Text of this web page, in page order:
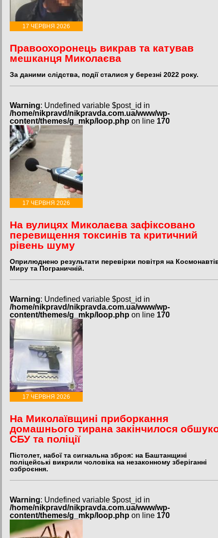
17 ЧЕРВНЯ 2026
Правоохоронець викрав та катував
мешканця Миколаєва
За даними слідства, події сталися у березні 2022 року.
Warning: Undefined variable $post_id in
/home/nikpravd/nikpravda.com.ua/www/wp-
content/themes/g_mkp/loop.php on line 170
17 ЧЕРВНЯ 2026
На вулицях Миколаєва зафіксовано
перевищення токсинів та критичний
рівень шуму
Оприлюднено результати перевірки повітря на
Миру та Пограничній.
Warning: Undefined variable $post_id in
/home/nikpravd/nikpravda.com.ua/www/wp-
content/themes/g_mkp/loop.php on line 170
17 ЧЕРВНЯ 2026
На Миколаївщині приборкання
домашнього тирана закінчилося
СБУ та поліції
Пістолет, набої та сигнальна зброя: на Баштанщині
поліцейські викрили чоловіка на незаконному зберіганні
озброєння.
Warning: Undefined variable $post_id in
/home/nikpravd/nikpravda.com.ua/www/wp-
content/themes/g_mkp/loop.php on line 170